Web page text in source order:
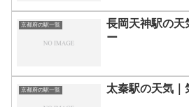
京都府の駅一覧
長岡天神駅の天
ー
京都府の駅一覧 太秦駅の天気｜